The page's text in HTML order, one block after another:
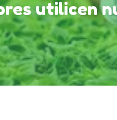
utilicen